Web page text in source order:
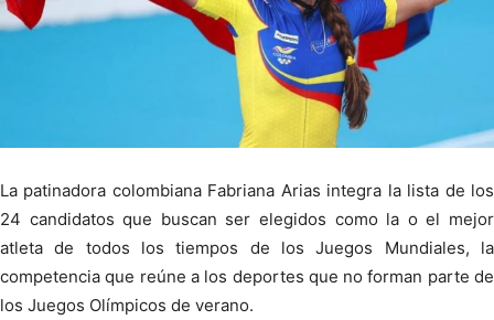
La patinadora colombiana Fabriana Arias integra la lista de los
24 candidatos que buscan ser elegidos como la o el mejor
atleta de todos los tiempos de los Juegos Mundiales, la
competencia que reúne a los deportes que no forman parte de
los Juegos Olímpicos de verano.